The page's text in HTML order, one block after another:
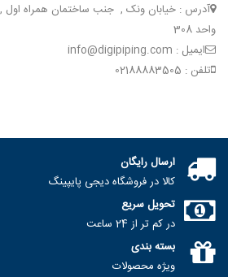
واحد 308
ایمیل : info@digipiping.com
تلفن : 02188883505
ارسال رایگان
کالا در فروشگاه دیجی پایپینگ
تحویل سریع
در کم تر از 24 ساعت
بسته بندی
ویژه محصولات